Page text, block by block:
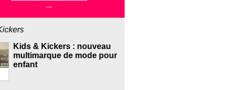
...
Kids & Kickers : nouveau
multimarque de mode pour
enfant